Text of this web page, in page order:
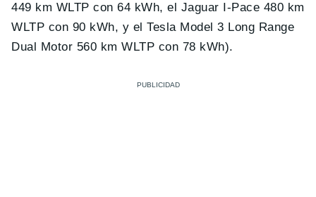
449 km WLTP con 64 kWh, el Jaguar I-Pace 480 km
WLTP con 90 kWh, y el Tesla Model 3 Long Range
Dual Motor 560 km WLTP con 78 kWh).